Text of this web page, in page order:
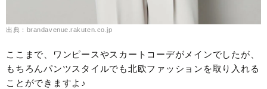
出典：brandavenue.rakuten.co.jp
ここまで、ワンピースやスカートコーデがメインでしたが、
もちろんパンツスタイルでも北欧ファッションを取り入れる
ことができますよ♪